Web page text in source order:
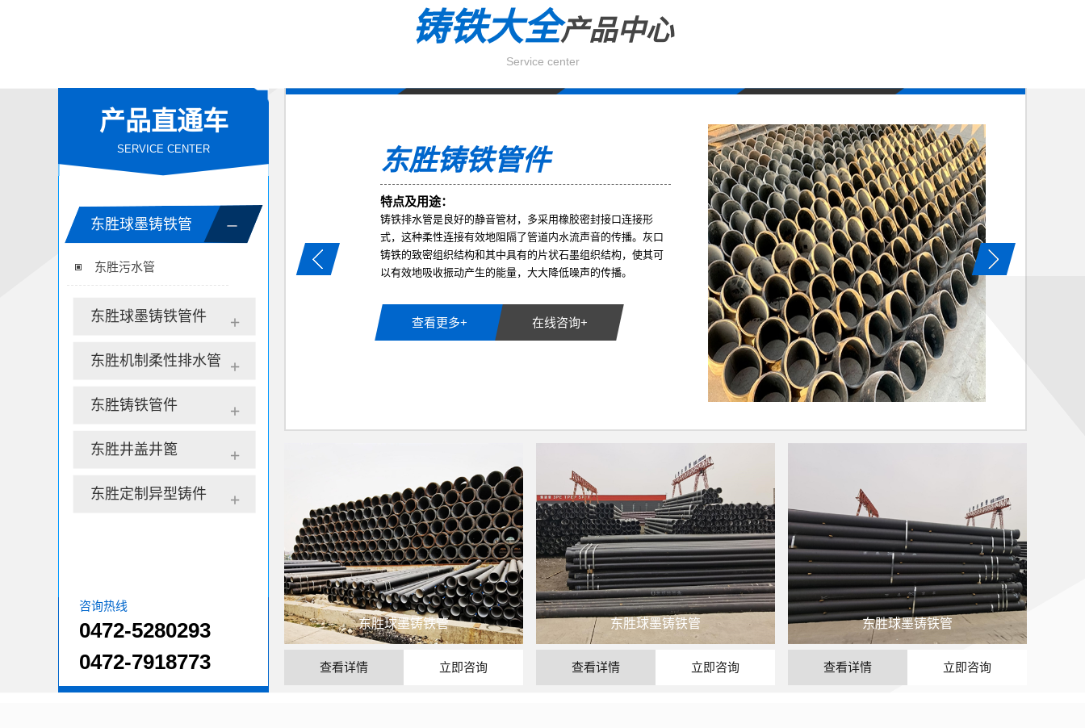
铸铁大全产品中心
Service center
产品直通车
SERVICE CENTER
东胜球墨铸铁管
东胜污水管
东胜球墨铸铁管件
东胜机制柔性排水管
东胜铸铁管件
东胜井盖井篦
东胜定制异型铸件
咨询热线
0472-5280293
0472-7918773
东胜铸铁管件
特点及用途：
铸铁排水管是良好的静音管材，多采用橡胶密封接口连接形
式，这种柔性连接有效地阻隔了管道内水流声音的传播。灰口
铸铁的致密组织结构和其中具有的片状石墨组织结构，使其可
以有效地吸收振动产生的能量，大大降低噪声的传播。
查看更多+ 在线咨询+
东胜球墨铸铁管
查看详情 立即咨询
东胜球墨铸铁管
查看详情 立即咨询
东胜球墨铸铁管
查看详情 立即咨询